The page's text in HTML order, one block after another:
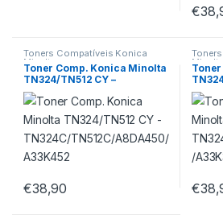
€
Toners Compatíveis Konica
Minolta
Toner Comp. Konica Minolta
TN324/TN512 CY –
TN324C/TN512C/A8DA450/A
33K452
€38,90
Minolta
€